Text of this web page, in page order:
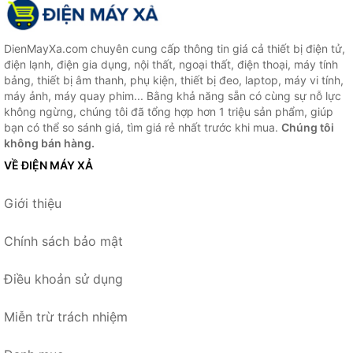
DienMayXa.com chuyên cung cấp thông tin giá cả thiết bị điện tử,
điện lạnh, điện gia dụng, nội thất, ngoại thất, điện thoại, máy tính
bảng, thiết bị âm thanh, phụ kiện, thiết bị đeo, laptop, máy vi tính,
máy ảnh, máy quay phim... Bằng khả năng sẵn có cùng sự nỗ lực
không ngừng, chúng tôi đã tổng hợp hơn 1 triệu sản phẩm, giúp
bạn có thể so sánh giá, tìm giá rẻ nhất trước khi mua. Chúng tôi
không bán hàng.
VỀ ĐIỆN MÁY XẢ
Giới thiệu
Chính sách bảo mật
Điều khoản sử dụng
Miễn trừ trách nhiệm